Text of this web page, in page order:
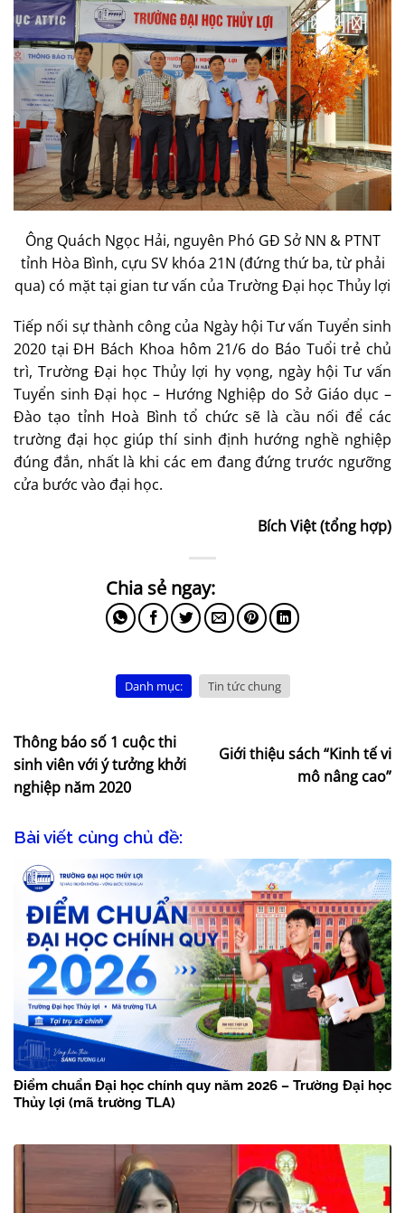
Ông Quách Ngọc Hải, nguyên Phó GĐ Sở NN & PTNT
tỉnh Hòa Bình, cựu SV khóa 21N (đứng thứ ba, từ phải
qua) có mặt tại gian tư vấn của Trường Đại học Thủy lợi
Tiếp nối sự thành công của Ngày hội Tư vấn Tuyển sinh
2020 tại ĐH Bách Khoa hôm 21/6 do Báo Tuổi trẻ chủ
trì, Trường Đại học Thủy lợi hy vọng, ngày hội Tư vấn
Tuyển sinh Đại học – Hướng Nghiệp do Sở Giáo dục –
Đào tạo tỉnh Hoà Bình tổ chức sẽ là cầu nối để các
trường đại học giúp thí sinh định hướng nghề nghiệp
đúng đắn, nhất là khi các em đang đứng trước ngưỡng
cửa bước vào đại học.
Bích Việt (tổng hợp)
Danh mục: Tin tức chung
Thông báo số 1 cuộc thi
sinh viên với ý tưởng khởi
nghiệp năm 2020
Giới thiệu sách “Kinh tế vi
mô nâng cao”
Bài viết cùng chủ đề:
Điểm chuẩn Đại học chính quy năm 2026 – Trường Đại học
Thủy lợi (mã trường TLA)